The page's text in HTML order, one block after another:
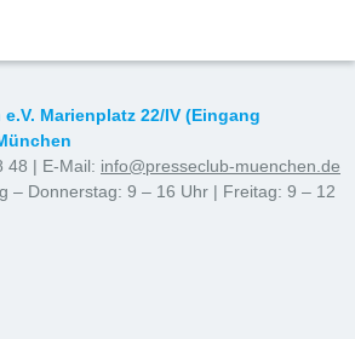
Marienplatz 22/IV (Eingang
48 | E-Mail: info@presseclub-muenchen.de
– Donnerstag: 9 – 16 Uhr | Freitag: 9 – 12